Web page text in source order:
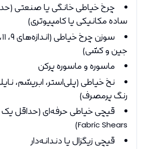
چرخ خیاطی خانگی یا صنعتی
ساده مکانیکی یا کامپیوتری)
جین و کشی)
ماسوره و ماسوره‌ پرکن
رنگ پرمصرف)
Fabric Shears)
قیچی زیگزال یا دندانه‌دار